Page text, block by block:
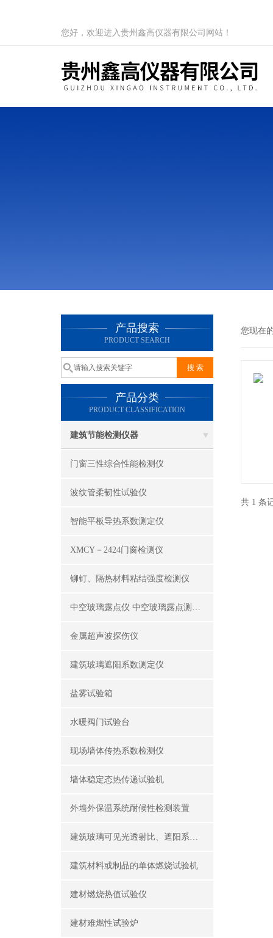
您好，欢迎进入贵州鑫高仪器有限公司网站！
产品搜索
PRODUCT SEARCH
产品分类
PRODUCT CLASSIFICATION
建筑节能检测仪器
门窗三性综合性能检测仪
波纹管柔韧性试验仪
智能平板导热系数测定仪
XMCY－2424门窗检测仪
铆钉、隔热材料粘结强度检测仪
中空玻璃露点仪 中空玻璃露点测试仪器
金属超声波探伤仪
建筑玻璃遮阳系数测定仪
盐雾试验箱
水暖阀门试验台
现场墙体传热系数检测仪
墙体稳定态热传递试验机
外墙外保温系统耐候性检测装置
建筑玻璃可见光透射比、遮阳系数测定仪
建筑材料或制品的单体燃烧试验机
建材燃烧热值试验仪
建材难燃性试验炉
您现在
共 1 条